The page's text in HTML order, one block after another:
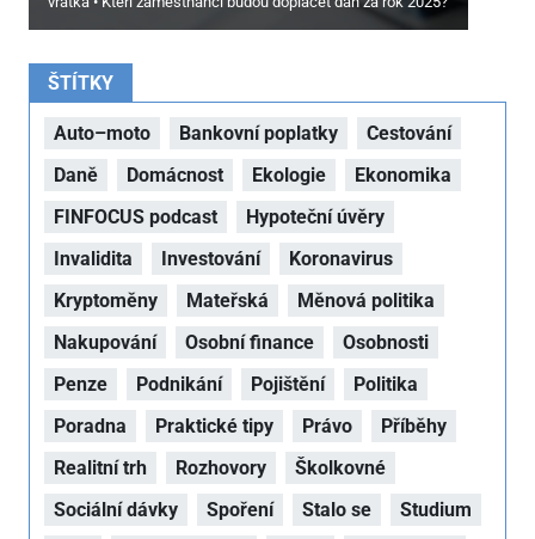
ŠTÍTKY
Auto–moto Bankovní poplatky
Cestování
Daně
Domácnost Ekologie
Ekonomika
FINFOCUS podcast
Hypoteční úvěry
Invalidita
Investování
Koronavirus
Kryptoměny
Mateřská
Měnová politika
Nakupování
Osobní finance
Osobnosti
Penze
Podnikání Pojištění
Politika
Poradna
Praktické tipy Právo
Příběhy
Realitní trh
Rozhovory
Školkovné
Sociální dávky
Spoření Stalo se
Studium